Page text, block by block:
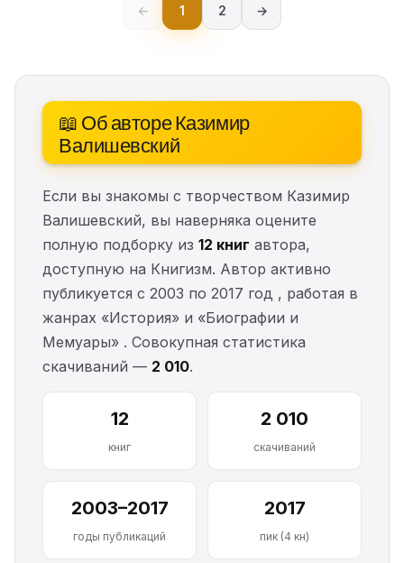
← 1 2 →
📖 Об авторе Казимир
Валишевский
Если вы знакомы с творчеством Казимир
Валишевский, вы наверняка оцените
полную подборку из 12 книг автора,
доступную на Книгизм. Автор активно
публикуется с 2003 по 2017 год , работая в
жанрах «История» и «Биографии и
Мемуары» . Совокупная статистика
скачиваний — 2 010.
12
книг
2 010
скачиваний
2003–2017
годы публикаций
2017
пик (4 кн)